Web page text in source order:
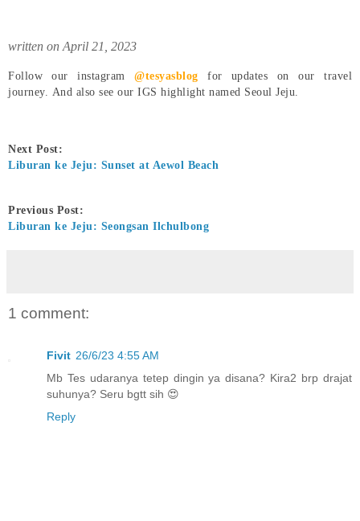
written on April 21, 2023
Follow our instagram@tesyasblog for updates on our travel
journey. And also see our IGS highlight named Seoul Jeju.
Next Post:
Liburan ke Jeju: Sunset at Aewol Beach
Previous Post:
Liburan ke Jeju: Seongsan Ilchulbong
1 comment:
Fivit 26/6/23 4:55 AM
Mb Tes udaranya tetep dingin ya disana? Kira2 brp drajat
suhunya? Seru bgtt sih 😍
Reply